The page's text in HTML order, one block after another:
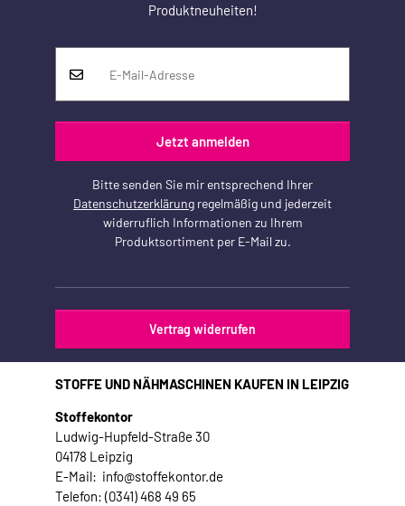
Produktneuheiten!
Jetzt anmelden
Bitte senden Sie mir entsprechend Ihrer
Datenschutzerklärung regelmäßig und jederzeit
widerruflich Informationen zu Ihrem
Produktsortiment per E-Mail zu.
Vertrag widerrufen
STOFFE UND NÄHMASCHINEN KAUFEN IN LEIPZIG
Stoffekontor
Ludwig-Hupfeld-Straße 30
04178 Leipzig
E-Mail: info@stoffekontor.de
Telefon: (0341) 468 49 65